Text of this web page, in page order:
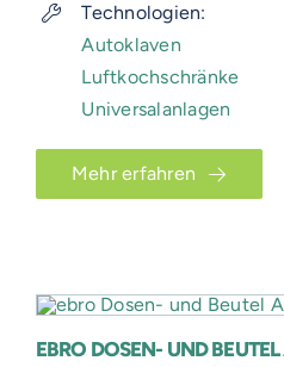
Technologien:
Autoklaven
Luftkochschränke
Universalanlagen
Mehr erfahren
EBRO DOSEN- UND